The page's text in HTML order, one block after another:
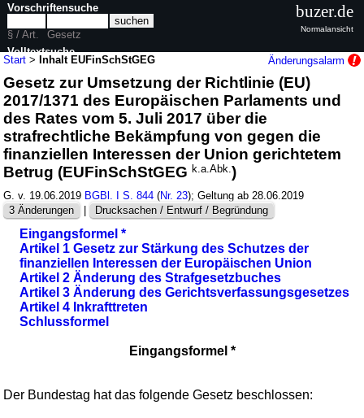
Start >Inhalt EUFinSchStGEG Änderungsalarm
Gesetz zur Umsetzung der Richtlinie (EU)
2017/1371 des Europäischen Parlaments und
des Rates vom 5. Juli 2017 über die
strafrechtliche Bekämpfung von gegen die
finanziellen Interessen der Union gerichtetem
Betrug (EUFinSchStGEGk.a.Abk.)
G. v. 19.06.2019 BGBl. I S. 844 (Nr. 23); Geltung ab 28.06.2019
3 Änderungen
| Drucksachen / Entwurf / Begründung
Eingangsformel *
Artikel 1 Gesetz zur Stärkung des Schutzes der
finanziellen Interessen der Europäischen Union
Artikel 2 Änderung des Strafgesetzbuches
Artikel 3 Änderung des Gerichtsverfassungsgesetzes
Artikel 4 Inkrafttreten
Schlussformel
Eingangsformel *
Der Bundestag hat das folgende Gesetz beschlossen:
Vorschriftensuche
§ / Art.
Gesetz
Volltextsuche
nur in EUFinSchStGEG
buzer.de
Normalansicht